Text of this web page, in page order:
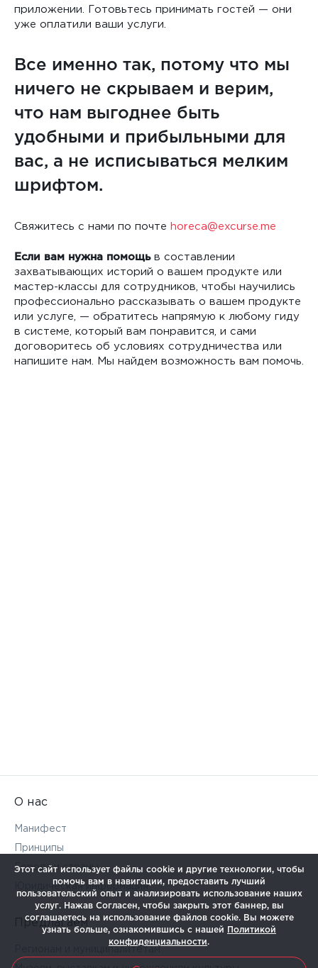
Этот сайт использует файлы cookie и другие технологии, чтобы
помочь вам в навигации, предоставить лучший
пользовательский опыт и анализировать использование наших
услуг. Нажав Согласен, чтобы закрыть этот баннер, вы
соглашаетесь на использование файлов cookie. Вы можете
узнать больше, ознакомившись с нашей
Политикой
конфиденциальности.
приложении. Готовьтесь принимать гостей — они
уже оплатили ваши услуги.
Все именно так, потому что мы
ничего не скрываем и верим,
что нам выгоднее быть
удобными и прибыльными для
вас, а не исписываться мелким
шрифтом.
Cвяжитесь с нами по почте horeca@excurse.me
Если вам нужна помощьв составлении
захватывающих историй о вашем продукте или
мастер-классы для сотрудников, чтобы научились
профессионально рассказывать о вашем продукте
или услуге, — обратитесь напрямую к любому гиду
в системе, который вам понравится, и сами
договоритесь об условиях сотрудничества или
напишите нам. Мы найдем возможность вам помочь.
О нас
Манифест
Принципы
Города и страны
Юридическая информация
Предлагаем